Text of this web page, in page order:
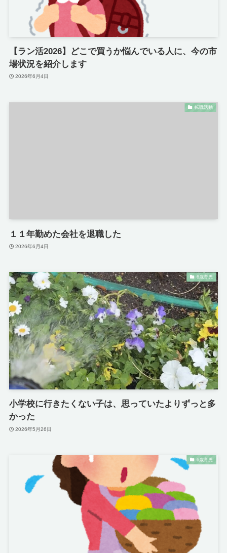
【ラン活2026】どこで買うか悩んでいる人に、今の市
場状況を紹介します
2026年6月4日
転職活動
１１年勤めた会社を退職した
2026年6月4日
6歳育児
小学校に行きたくない子は、思っていたよりずっと多
かった
2026年5月26日
6歳育児